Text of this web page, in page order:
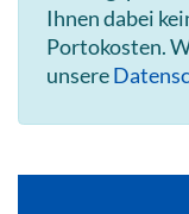
Ihnen dabei
Portokosten.
unsere